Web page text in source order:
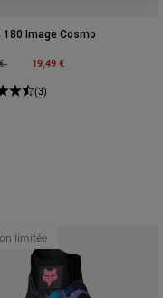
Rouge fluorescent.
180 Image Cosmo
from
to 19,49 €
(3)
limitée